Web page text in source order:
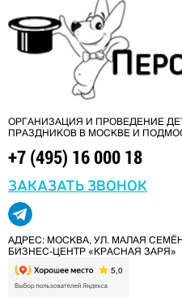
ОРГАНИЗАЦИЯ И ПРОВЕДЕНИЕ
ПРАЗДНИКОВ В МОСКВЕ И
+7 (495) 16 000 18
ЗАКАЗАТЬ ЗВОНОК
АДРЕС: МОСКВА, УЛ. МАЛАЯ
БИЗНЕС-ЦЕНТР «КРАСНАЯ ЗАРЯ»